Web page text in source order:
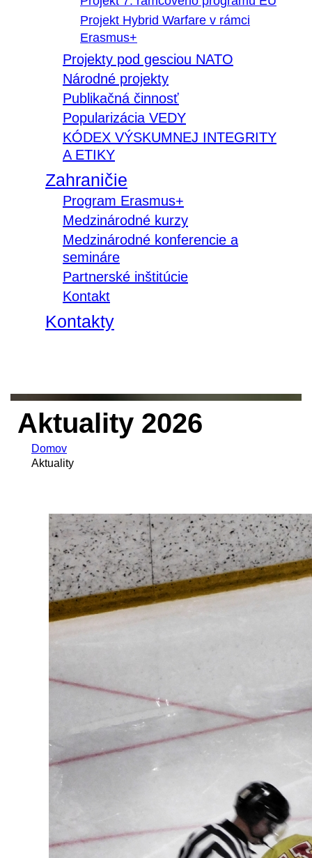
Projekt Hybrid Warfare v rámci
Erasmus+
Projekty pod gesciou NATO
Národné projekty
Publikačná činnosť
Popularizácia VEDY
KÓDEX VÝSKUMNEJ INTEGRITY
A ETIKY
Zahraničie
Program Erasmus+
Medzinárodné kurzy
Medzinárodné konferencie a
semináre
Partnerské inštitúcie
Kontakt
Kontakty
Aktuality 2026
Domov
Aktuality